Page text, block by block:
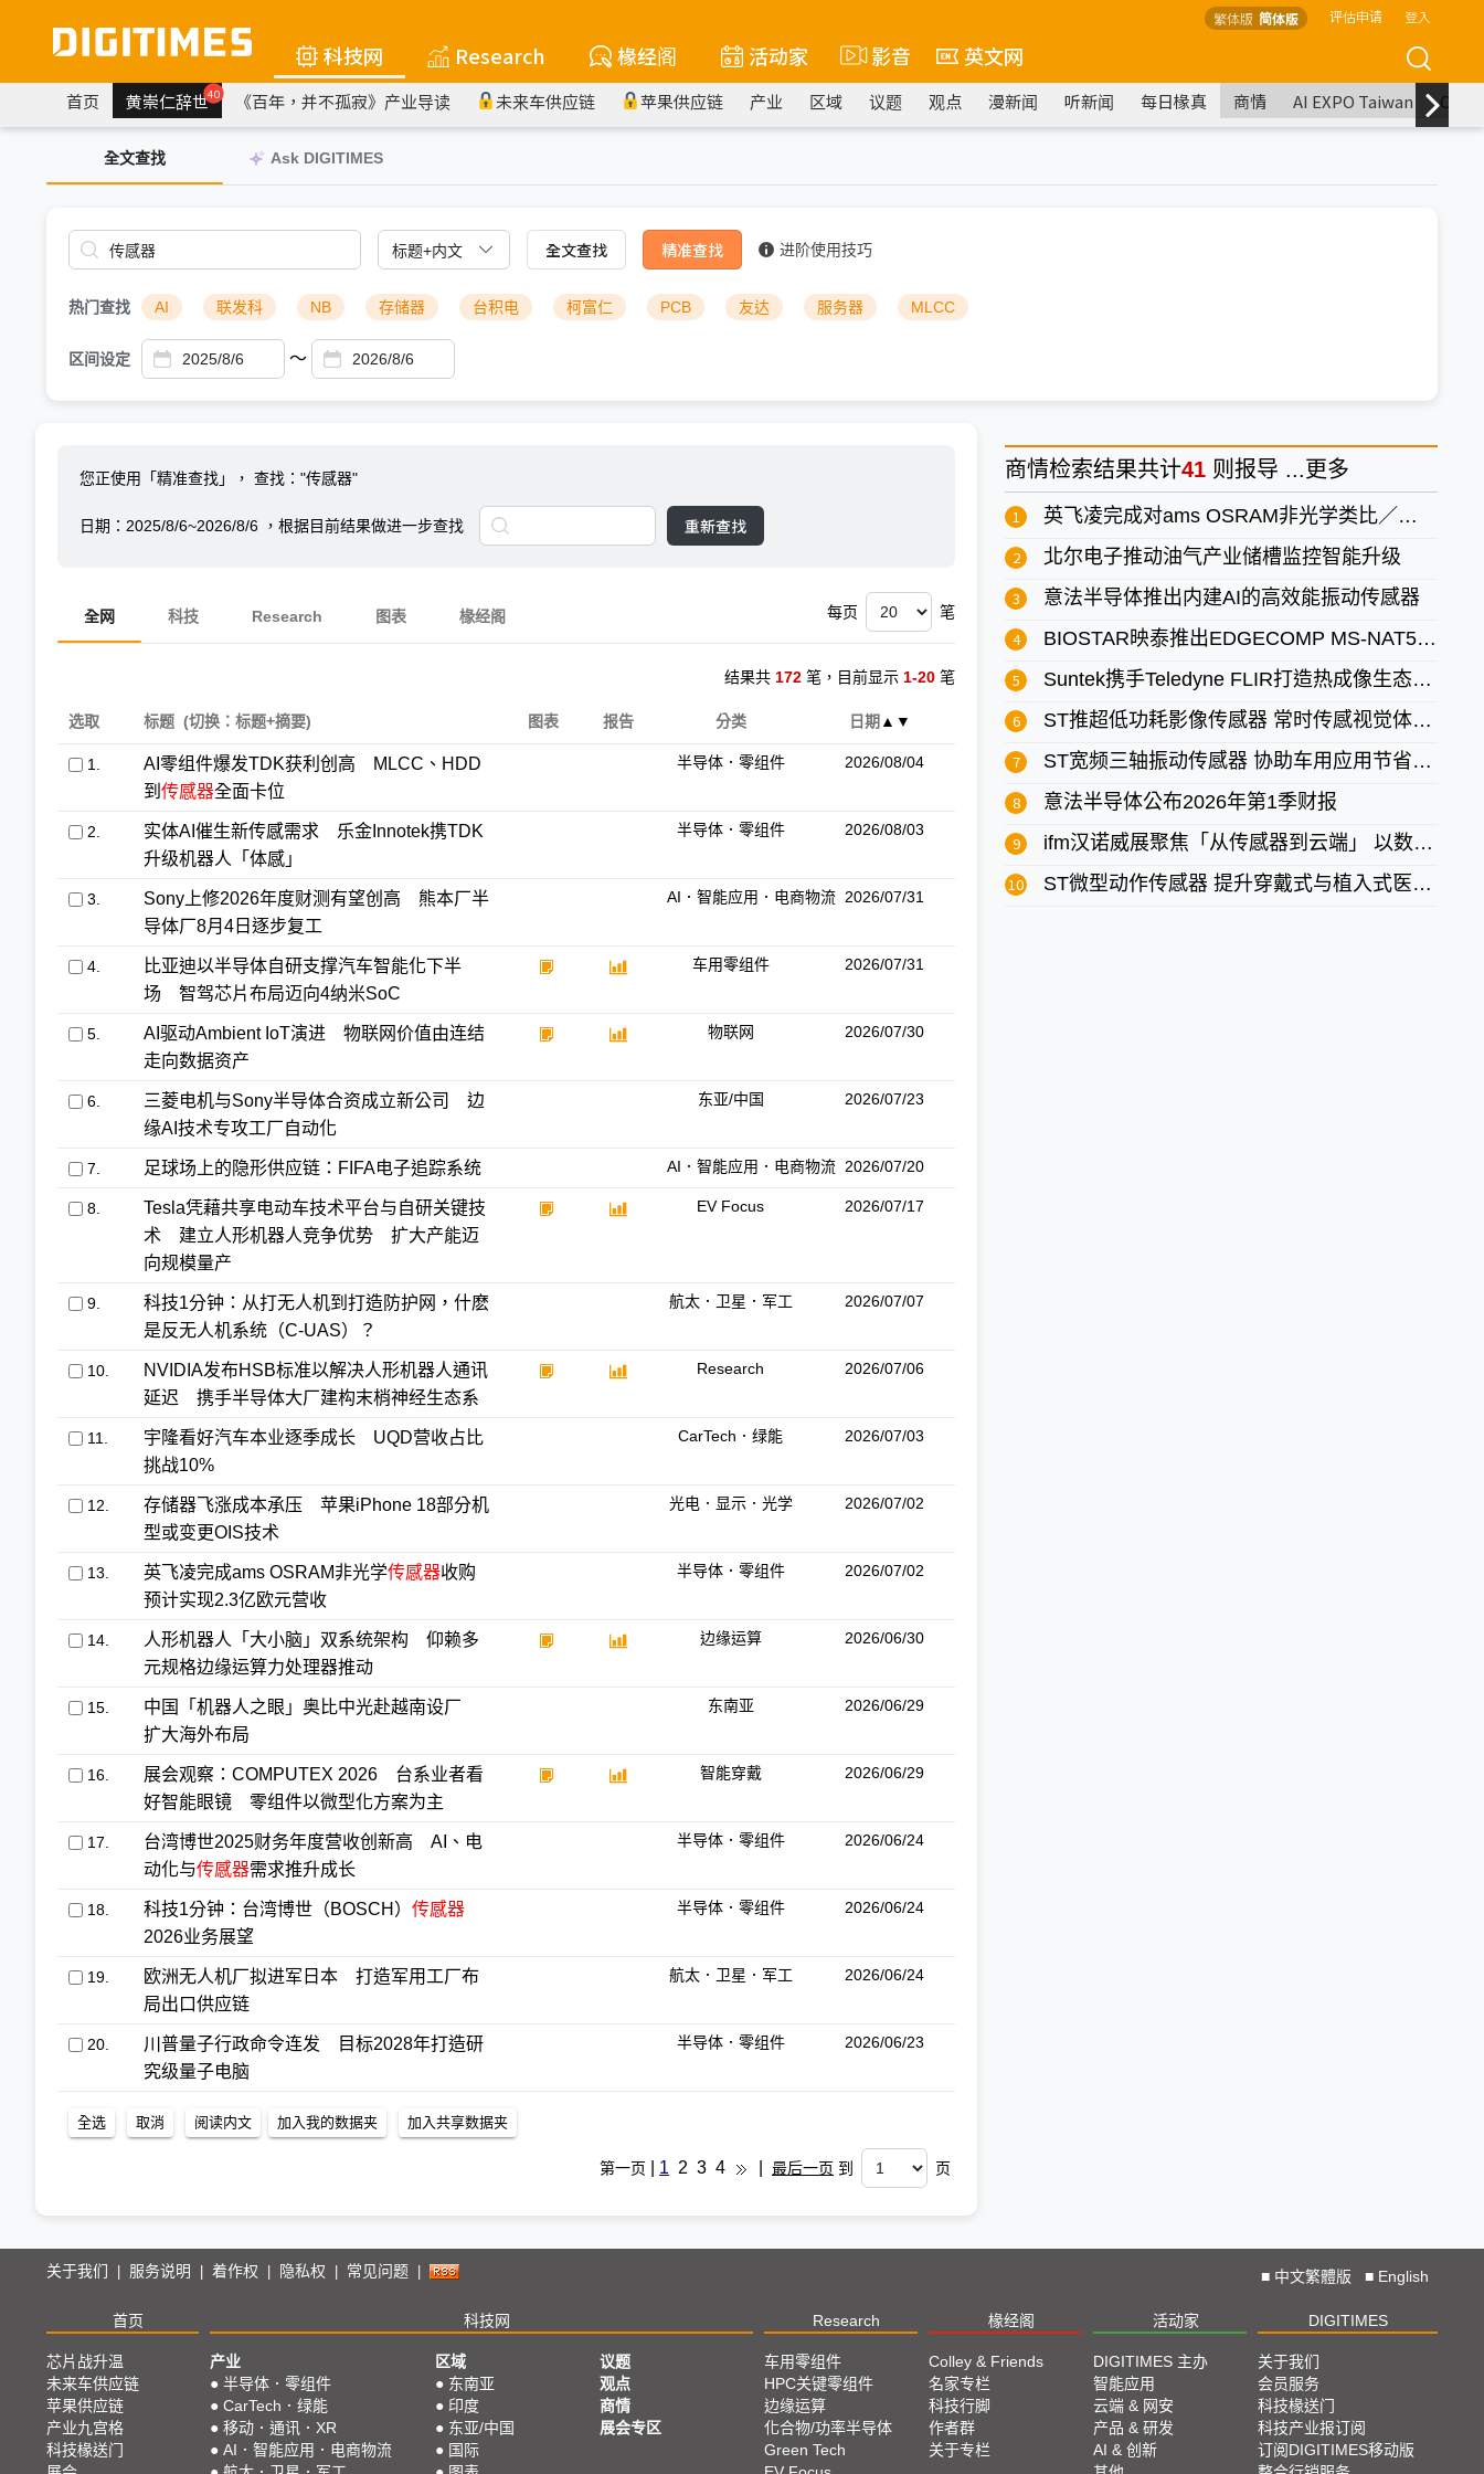
繁体版 简体版 评估申请 登入
科技网 Research 椽经阁 活动家 影音 英文网
首页 黄崇仁辞世40 《百年，并不孤寂》产业导读 未来车供应链 苹果供应链 产业 区域 议题 观点 漫新闻 听新闻 每日椽真 商情 AI EXPO Taiwan
全文查找 Ask DIGITIMES
全文查找 精准查找 进阶使用技巧
热门查找 AI 联发科 NB 存储器 台积电 柯富仁 PCB 友达 服务器 MLCC
区间设定 ～
您正使用「精准查找」， 查找："传感器"
日期： 2025/8/6~2026/8/6 ，根据目前结果做进一步查找 重新查找
全网 科技 Research 图表 椽经阁 每页 笔
结果共 172 笔，目前显示 1-20 笔
选取 标题 (切换：标题+摘要) 图表 报告 分类 日期 ▲ ▼
1.
AI零组件爆发TDK获利创高 MLCC、HDD
到 传感器全面卡位
半导体．零组件 2026/08/04
2.
实体AI催生新传感需求 乐金Innotek携TDK
升级机器人「体感」
半导体．零组件 2026/08/03
3.
Sony上修2026年度财测有望创高 熊本厂半
导体厂8月4日逐步复工
AI．智能应用．电商物流 2026/07/31
4.
比亚迪以半导体自研支撑汽车智能化下半
场 智驾芯片布局迈向4纳米SoC
车用零组件 2026/07/31
5.
AI驱动Ambient IoT演进 物联网价值由连结
走向数据资产
物联网 2026/07/30
6.
三菱电机与Sony半导体合资成立新公司 边
缘AI技术专攻工厂自动化
东亚/中国 2026/07/23
7. 足球场上的隐形供应链：FIFA电子追踪系统 AI．智能应用．电商物流 2026/07/20
8.
Tesla凭藉共享电动车技术平台与自研关键技
术 建立人形机器人竞争优势 扩大产能迈
向规模量产
EV Focus 2026/07/17
9.
科技1分钟：从打无人机到打造防护网，什麽
是反无人机系统（C-UAS）？
航太．卫星．军工 2026/07/07
10.
NVIDIA发布HSB标准以解决人形机器人通讯
延迟 携手半导体大厂建构末梢神经生态系
Research 2026/07/06
11.
宇隆看好汽车本业逐季成长 UQD营收占比
挑战10%
CarTech．绿能 2026/07/03
12.
存储器飞涨成本承压 苹果iPhone 18部分机
型或变更OIS技术
光电．显示．光学 2026/07/02
13. 英飞凌完成ams OSRAM非光学传感器收购
预计实现2.3亿欧元营收
半导体．零组件 2026/07/02
14.
人形机器人「大小脑」双系统架构 仰赖多
元规格边缘运算力处理器推动
边缘运算 2026/06/30
15.
中国「机器人之眼」奥比中光赴越南设厂
扩大海外布局
东南亚 2026/06/29
16.
展会观察：COMPUTEX 2026 台系业者看
好智能眼镜 零组件以微型化方案为主
智能穿戴 2026/06/29
17.
台湾博世2025财务年度营收创新高 AI、电
动化与传感器需求推升成长
半导体．零组件 2026/06/24
18. 科技1分钟：台湾博世（BOSCH） 传感器
2026业务展望
半导体．零组件 2026/06/24
19.
欧洲无人机厂拟进军日本 打造军用工厂布
局出口供应链
航太．卫星．军工 2026/06/24
20.
川普量子行政命令连发 目标2028年打造研
究级量子电脑
半导体．零组件 2026/06/23
第一页 1 2 3 4 最后一页 到 页
商情检索结果共计41 则报导 ... 更多
英飞凌完成对ams OSRAM非光学类比／混合信号传感器业务的收购
北尔电子推动油气产业储槽监控智能升级
意法半导体推出内建AI的高效能振动传感器
BIOSTAR映泰推出EDGECOMP MS-NAT5000边缘AI系统
Suntek携手Teledyne FLIR打造热成像生态系 助台湾厂商抢攻全球商机
ST推超低功耗影像传感器 常时传感视觉体验带入个人装置
ST宽频三轴振动传感器 协助车用应用节省空间、用电与物料成本
意法半导体公布2026年第1季财报
ifm汉诺威展聚焦「从传感器到云端」 以数据闭环加速智能制造落地
ST微型动作传感器 提升穿戴式与植入式医疗应用舒适度
关于我们 服务说明 着作权 隐私权 常见问题 ■ 中文繁體版 ■ English
首页 科技网 Research 椽经阁 活动家 DIGITIMES
芯片战升温
未来车供应链
苹果供应链
产业九宫格
科技椽送门
产业
● 半导体．零组件
● CarTech．绿能
● 移动．通讯．XR
● AI．智能应用．电商物流
区域
● 东南亚
● 印度
● 东亚/中国
● 国际
议题
观点
商情
展会专区
车用零组件
HPC关键零组件
边缘运算
化合物/功率半导体
Green Tech
Colley & Friends
名家专栏
科技行脚
作者群
关于专栏
DIGITIMES 主办
智能应用
云端 & 网安
产品 & 研发
AI & 创新
关于我们
会员服务
科技椽送门
科技产业报订阅
订阅DIGITIMES移动版